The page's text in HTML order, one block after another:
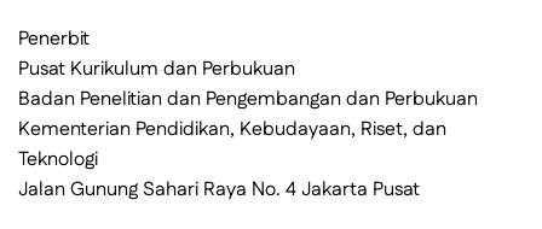
Penerbit
Pusat Kurikulum dan Perbukuan
Badan Penelitian dan Pengembangan dan Perbukuan
Kementerian Pendidikan, Kebudayaan, Riset, dan
Teknologi
Jalan Gunung Sahari Raya No. 4 Jakarta Pusat